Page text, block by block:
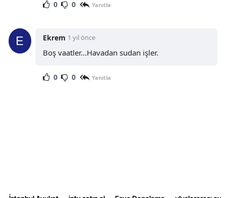
0 0 Yanıtla
Ekrem 1 yıl önce
Boş vaatler...Havadan sudan işler.
0 0 Yanıtla